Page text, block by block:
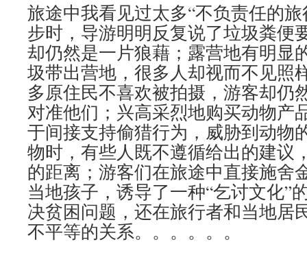
旅途中我看见过太多“不负责任的
步时，导游明明反复说了垃圾粪便
却仍然是一片狼藉；露营地有明显
圾带出营地，很多人却视而不见照
多原住民不喜欢被拍摄，游客却仍
对准他们；兴高采烈地购买动物产
于间接支持偷猎行为，威胁到动物
物时，有些人既不遵循给出的建议
的距离；游客们在旅途中直接施舍
当地孩子，诱导了一种“乞讨文化”
决贫困问题，还在旅行者和当地居
不平等的关系。。。。。。